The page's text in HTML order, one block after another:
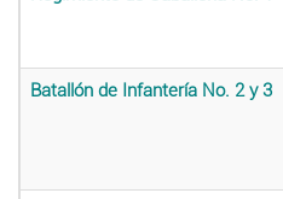
Batallón de Infantería No. 2 y 3